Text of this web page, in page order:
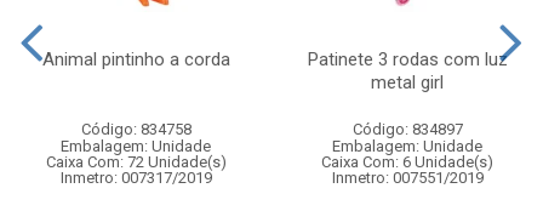
Animal pintinho a corda
Código: 834758
Embalagem: Unidade
Caixa Com: 72 Unidade(s)
Inmetro: 007317/2019
Patinete 3 rodas com luz
metal girl
Código: 834897
Embalagem: Unidade
Caixa Com: 6 Unidade(s)
Inmetro: 007551/2019